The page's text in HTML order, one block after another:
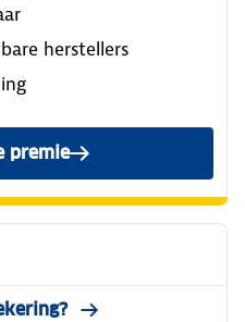
herstellers
premie
van de ANWB